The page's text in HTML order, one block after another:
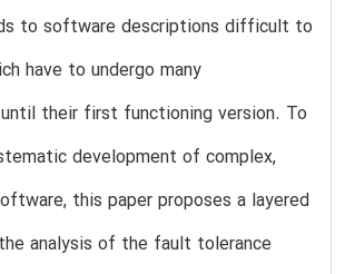
to software descriptions difficult to
have to undergo many
their first functioning version. To
development of complex,
this paper proposes a layered
analysis of the fault tolerance